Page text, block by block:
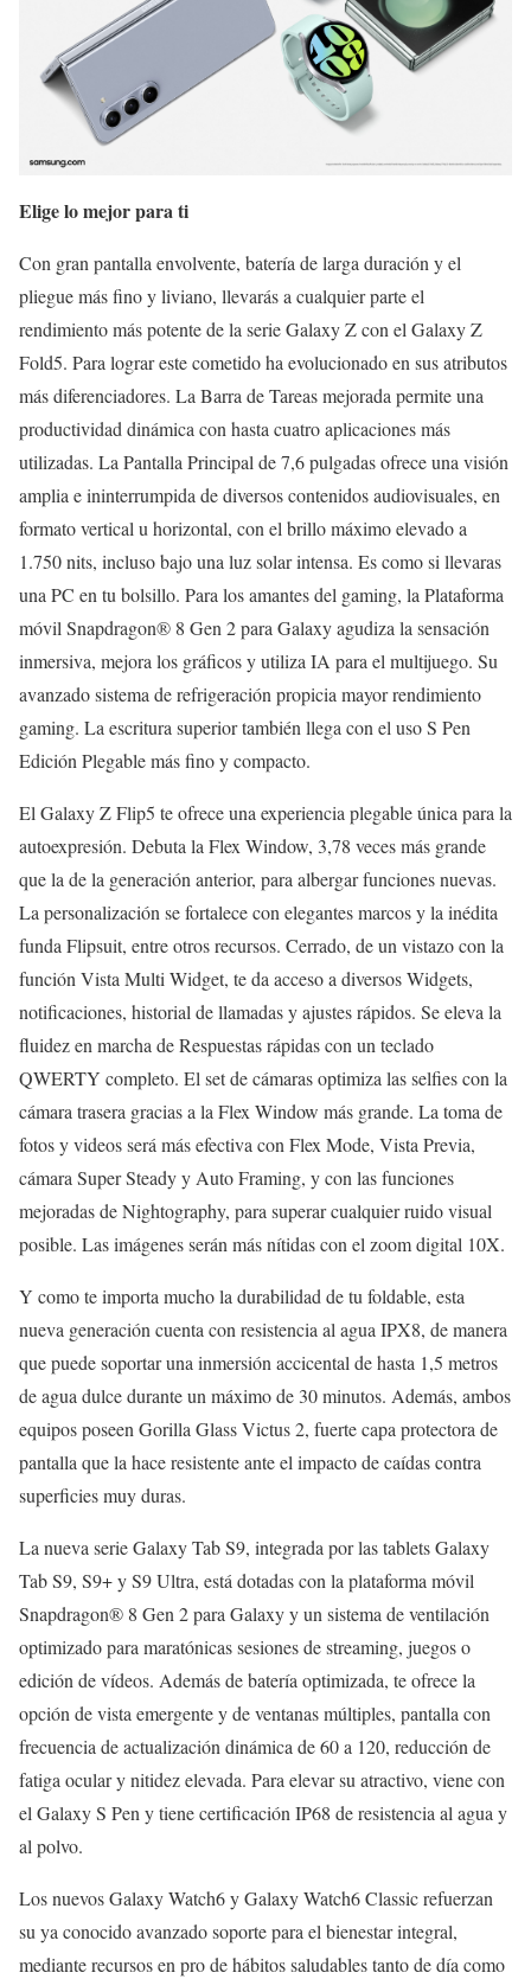
Elige lo mejor para ti
Con gran pantalla envolvente, batería de larga duración y el
pliegue más fino y liviano, llevarás a cualquier parte el
rendimiento más potente de la serie Galaxy Z con el Galaxy Z
Fold5. Para lograr este cometido ha evolucionado en sus atributos
más diferenciadores. La Barra de Tareas mejorada permite una
productividad dinámica con hasta cuatro aplicaciones más
utilizadas. La Pantalla Principal de 7,6 pulgadas ofrece una visión
amplia e ininterrumpida de diversos contenidos audiovisuales, en
formato vertical u horizontal, con el brillo máximo elevado a
1.750 nits, incluso bajo una luz solar intensa. Es como si llevaras
una PC en tu bolsillo. Para los amantes del gaming, la Plataforma
móvil Snapdragon® 8 Gen 2 para Galaxy agudiza la sensación
inmersiva, mejora los gráficos y utiliza IA para el multijuego. Su
avanzado sistema de refrigeración propicia mayor rendimiento
gaming. La escritura superior también llega con el uso S Pen
Edición Plegable más fino y compacto.
El Galaxy Z Flip5 te ofrece una experiencia plegable única para la
autoexpresión. Debuta la Flex Window, 3,78 veces más grande
que la de la generación anterior, para albergar funciones nuevas.
La personalización se fortalece con elegantes marcos y la inédita
funda Flipsuit, entre otros recursos. Cerrado, de un vistazo con la
función Vista Multi Widget, te da acceso a diversos Widgets,
notificaciones, historial de llamadas y ajustes rápidos. Se eleva la
fluidez en marcha de Respuestas rápidas con un teclado
QWERTY completo. El set de cámaras optimiza las selfies con la
cámara trasera gracias a la Flex Window más grande. La toma de
fotos y videos será más efectiva con Flex Mode, Vista Previa,
cámara Super Steady y Auto Framing, y con las funciones
mejoradas de Nightography, para superar cualquier ruido visual
posible. Las imágenes serán más nítidas con el zoom digital 10X.
Y como te importa mucho la durabilidad de tu foldable, esta
nueva generación cuenta con resistencia al agua IPX8, de manera
que puede soportar una inmersión accicental de hasta 1,5 metros
de agua dulce durante un máximo de 30 minutos. Además, ambos
equipos poseen Gorilla Glass Victus 2, fuerte capa protectora de
pantalla que la hace resistente ante el impacto de caídas contra
superficies muy duras.
La nueva serie Galaxy Tab S9, integrada por las tablets Galaxy
Tab S9, S9+ y S9 Ultra, está dotadas con la plataforma móvil
Snapdragon® 8 Gen 2 para Galaxy y un sistema de ventilación
optimizado para maratónicas sesiones de streaming, juegos o
edición de vídeos. Además de batería optimizada, te ofrece la
opción de vista emergente y de ventanas múltiples, pantalla con
frecuencia de actualización dinámica de 60 a 120, reducción de
fatiga ocular y nitidez elevada. Para elevar su atractivo, viene con
el Galaxy S Pen y tiene certificación IP68 de resistencia al agua y
al polvo.
Los nuevos Galaxy Watch6 y Galaxy Watch6 Classic refuerzan
su ya conocido avanzado soporte para el bienestar integral,
mediante recursos en pro de hábitos saludables tanto de día como